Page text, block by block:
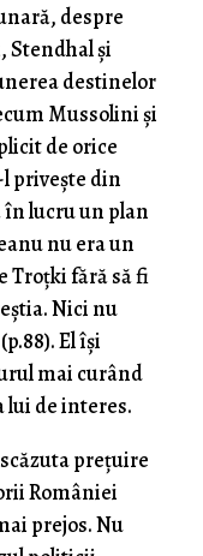
despre
Stendhal și
destinelor
Mussolini și
de orice
privește din
în lucru un plan
nu era un
Troțki fără să fi
Nici nu
El își
mai curând
lui de interes.
prețuire
României
prejos. Nu